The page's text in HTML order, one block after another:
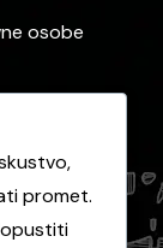
osobe
promet.